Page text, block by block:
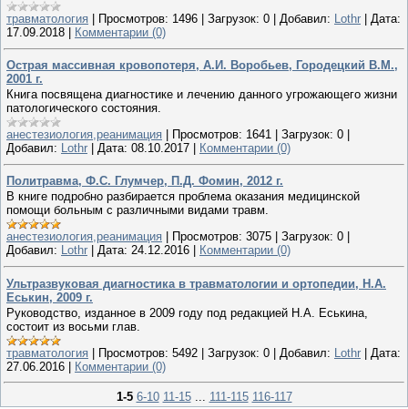
травматология
Просмотров: 1496 Загрузок: 0 Добавил: Lothr
Дата:
17.09.2018
Комментарии (0)
Острая массивная кровопотеря, А.И. Воробьев, Городецкий В.М.,
2001 г.
Книга посвящена диагностике и лечению данного угрожающего жизни
патологического состояния.
анестезиология,реанимация
Просмотров: 1641 Загрузок: 0
Добавил: Lothr Дата: 08.10.2017 Комментарии (0)
Политравма, Ф.С. Глумчер, П.Д. Фомин, 2012 г.
В книге подробно разбирается проблема оказания медицинской
помощи больным с различными видами травм.
анестезиология,реанимация
Просмотров: 3075 Загрузок: 0
Добавил: Lothr Дата: 24.12.2016 Комментарии (0)
Ультразвуковая диагностика в травматологии и ортопедии, Н.А.
Еськин, 2009 г.
Руководство, изданное в 2009 году под редакцией Н.А. Еськина,
состоит из восьми глав.
травматология
Просмотров: 5492 Загрузок: 0 Добавил: Lothr
Дата:
27.06.2016
Комментарии (0)
1-5 6-10 11-15 ... 111-115 116-117